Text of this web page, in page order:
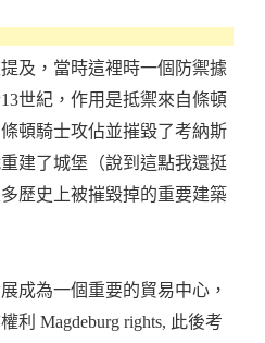
及，當時這裡時一個防禦據
世紀，作用是抵禦來自條頓
頓騎士攻佔並摧毀了考納斯
建了城堡（說到這點我還挺
歷史上被摧毀掉的重要建築
成為一個重要的貿易中心，
利 Magdeburg rights, 此後考